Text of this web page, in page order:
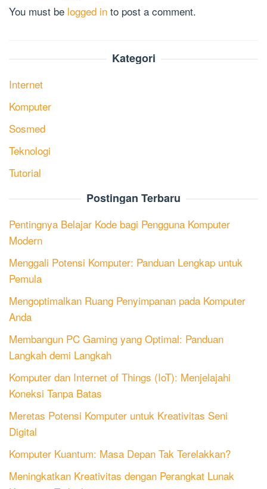
You must be logged in to post a comment.
Kategori
Internet
Komputer
Sosmed
Teknologi
Tutorial
Postingan Terbaru
Pentingnya Belajar Kode bagi Pengguna Komputer
Modern
Menggali Potensi Komputer: Panduan Lengkap untuk
Pemula
Mengoptimalkan Ruang Penyimpanan pada Komputer
Anda
Membangun PC Gaming yang Optimal: Panduan
Langkah demi Langkah
Komputer dan Internet of Things (IoT): Menjelajahi
Koneksi Tanpa Batas
Meretas Potensi Komputer untuk Kreativitas Seni
Digital
Komputer Kuantum: Masa Depan Tak Terelakkan?
Meningkatkan Kreativitas dengan Perangkat Lunak